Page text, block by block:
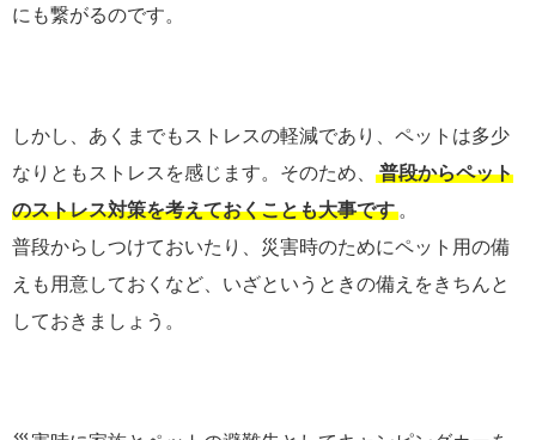
にも繋がるのです。
しかし、あくまでもストレスの軽減であり、ペットは多少
なりともストレスを感じます。そのため、
普段からペット
のストレス対策を考えておくことも大事です 。
普段からしつけておいたり、災害時のためにペット用の備
えも用意しておくなど、いざというときの備えをきちんと
しておきましょう。